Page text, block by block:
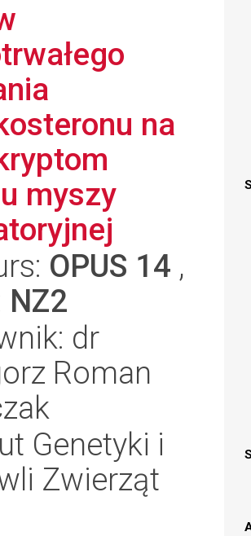
na
myszy
OPUS 14 ,
NZ2
dr
Roman
Genetyki i
Zwierząt